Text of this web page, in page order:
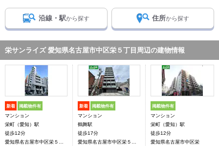
沿線・駅から探す 住所から探す
栄サンライズ 愛知県名古屋市中区栄５丁目周辺の建物情報
新着 掲載物件有
マンション
栄町（愛知）駅
徒歩12分
新着 掲載物件有
マンション
鶴舞駅
徒歩17分
掲載物件有
マンション
栄町（愛知）駅
徒歩12分
愛知県名古屋市中区栄